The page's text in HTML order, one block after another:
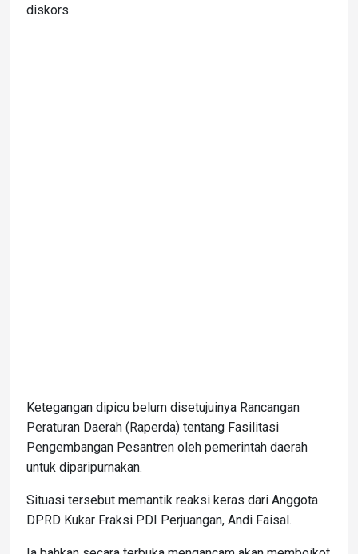
diskors.
Ketegangan dipicu belum disetujuinya Rancangan
Peraturan Daerah (Raperda) tentang Fasilitasi
Pengembangan Pesantren oleh pemerintah daerah
untuk diparipurnakan.
Situasi tersebut memantik reaksi keras dari Anggota
DPRD Kukar Fraksi PDI Perjuangan, Andi Faisal.